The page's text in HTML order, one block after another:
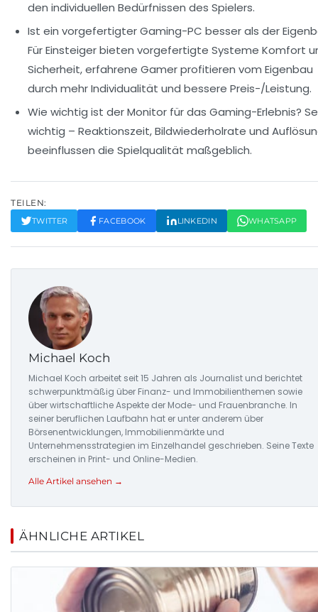
den individuellen Bedürfnissen des Spielers.
Ist ein vorgefertigter Gaming-PC besser als der
Für Einsteiger bieten vorgefertigte Systeme Komfort
Sicherheit, erfahrene Gamer profitieren vom Eigenbau
durch mehr Individualität und bessere Preis-/Leistung.
Wie wichtig ist der Monitor für das Gaming-Erlebnis?
wichtig – Reaktionszeit, Bildwiederholrate und
beeinflussen die Spielqualität maßgeblich.
TEILEN:
TWITTER FACEBOOK LINKEDIN WHATSAPP
Michael Koch
Michael Koch arbeitet seit 15 Jahren als Journalist und berichtet
schwerpunktmäßig über Finanz- und Immobilienthemen sowie
über wirtschaftliche Aspekte der Mode- und Frauenbranche. In
seiner beruflichen Laufbahn hat er unter anderem über
Börsenentwicklungen, Immobilienmärkte und
Unternehmensstrategien im Einzelhandel geschrieben. Seine Texte
erscheinen in Print- und Online-Medien.
Alle Artikel ansehen →
ÄHNLICHE ARTIKEL